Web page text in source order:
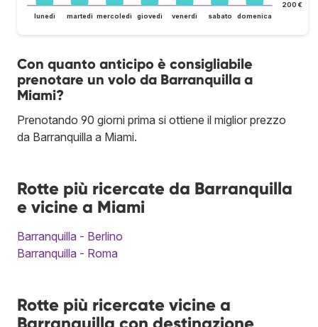
200 €
lunedì martedì mercoledì giovedì venerdì sabato domenica
Con quanto anticipo è consigliabile
prenotare un volo da Barranquilla a
Miami?
Prenotando 90 giorni prima si ottiene il miglior prezzo
da Barranquilla a Miami.
Rotte più ricercate da Barranquilla
e vicine a Miami
Barranquilla - Berlino
Barranquilla - Roma
Rotte più ricercate vicine a